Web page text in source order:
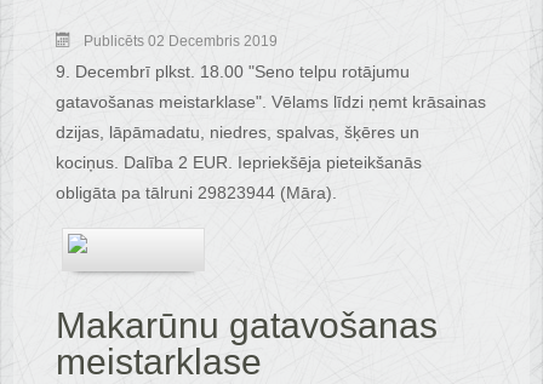
Publicēts 02 Decembris 2019
9. Decembrī plkst. 18.00 "Seno telpu rotājumu
gatavošanas meistarklase". Vēlams līdzi ņemt krāsainas
dzijas, lāpāmadatu, niedres, spalvas, šķēres un
kociņus. Dalība 2 EUR. Iepriekšēja pieteikšanās
obligāta pa tālruni 29823944 (Māra).
Makarūnu gatavošanas
meistarklase